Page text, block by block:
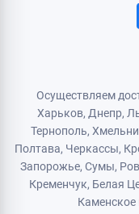
© 2026 WAYSPORT -